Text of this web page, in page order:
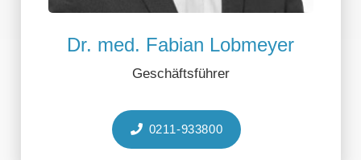
Dr. med. Fabian Lobmeyer
Geschäftsführer
0211-933800